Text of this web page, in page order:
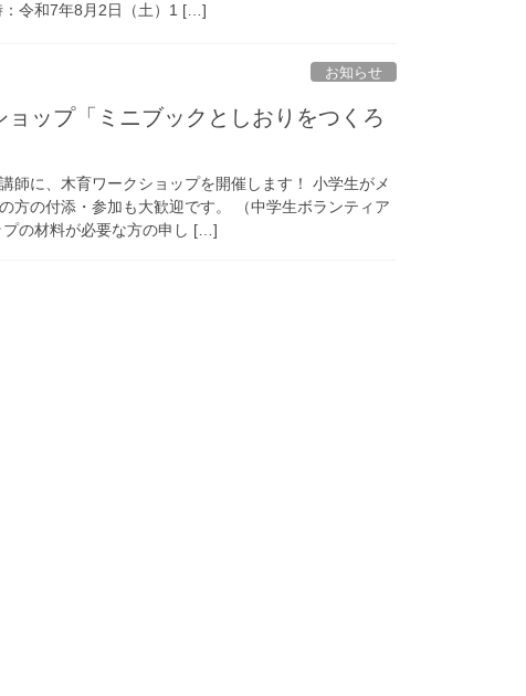
：令和7年8月2日（土）1 […]
お知らせ
ップ「ミニブックとしおりをつくろ
師に、木育ワークショップを開催します！ 小学生がメ
方の付添・参加も大歓迎です。 （中学生ボランティア
の材料が必要な方の申し […]